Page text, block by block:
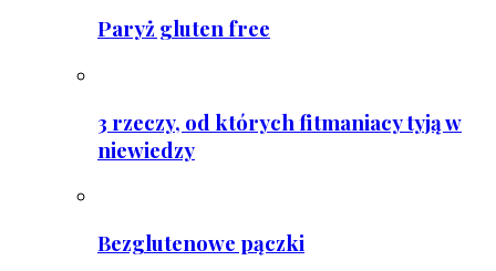
Paryż gluten free
3 rzeczy, od których fitmaniacy tyją w
niewiedzy
Bezglutenowe pączki